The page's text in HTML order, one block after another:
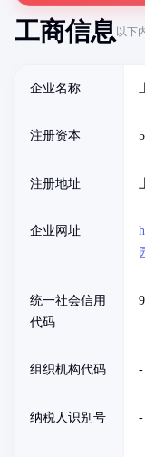
工商信息以下
企业名称
注册资本
注册地址
企业网址
统一社会信用
代码
组织机构代码 -
纳税人识别号 -